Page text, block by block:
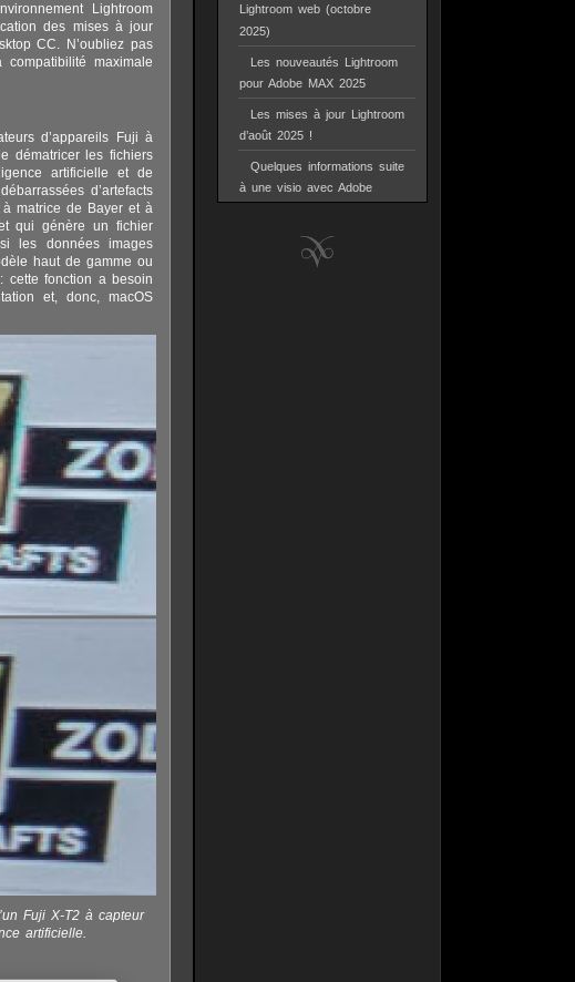
Lightroom web (octobre
2025)
Les nouveautés Lightroom
pour Adobe MAX 2025
Les mises à jour Lightroom
d’août 2025 !
Quelques informations suite
à une visio avec Adobe
Lightroom
des mises à jour
CC. N’oubliez pas
maximale
d’appareils Fuji à
dématricer les fichiers
artificielle et de
d’artefacts
matrice de Bayer et à
qui génère un fichier
les données images
haut de gamme ou
cette fonction a besoin
et, donc, macOS
Fuji X-T2 à capteur
artificielle.